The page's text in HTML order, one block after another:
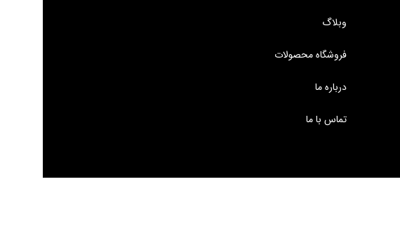
وبلاگ
فروشگاه محصولات
درباره ما
تماس با ما